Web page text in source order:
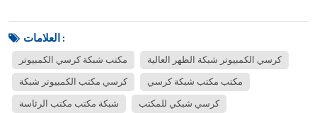
العلامات :
مكتب شبكة كرسي الكمبيوتر كرسي الكمبيوتر شبكة الظهر العالية
كرسي مكتب الكمبيوتر شبكة مكتب مكتب شبكة كرسي
شبكة مكتب مكتب الرئاسة كرسي شبكي للمكتب